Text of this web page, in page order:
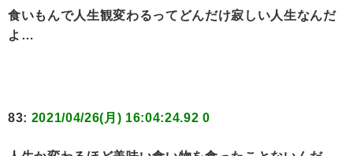
食いもんで人生観変わるってどんだけ寂しい人生なんだ
よ…
83: 2021/04/26(月) 16:04:24.92 0